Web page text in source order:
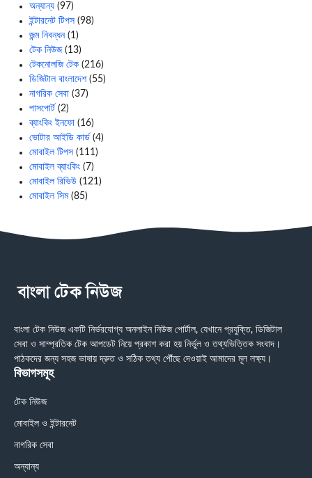
অন্যান্য (97)
ইন্টারনেট টিপস (98)
জন্ম নিবন্ধন(1)
টেক নিউজ(13)
টেকনোলজি টেক (216)
ডিজিটাল বাংলাদেশ(55)
নাগরিক সেবা (37)
পাসপোর্ট (2)
ব্যাংকিং ইনফো (16)
ভোটার আইডি কার্ড (4)
মোবাইল টিপস (111)
মোবাইল ব্যাংকিং (7)
মোবাইল রিভিউ (121)
মোবাইল সিম(85)
বাংলা টেক নিউজ একটি নির্ভরযোগ্য অনলাইন নিউজ পোর্টাল, যেখানে প্রযুক্তি, ডিজিটাল
সেবা ও সাম্প্রতিক টেক আপডেট নিয়ে প্রকাশ করা হয় নির্ভুল ও তথ্যভিত্তিক সংবাদ।
পাঠকদের জন্য সহজ ভাষায় দ্রুত ও সঠিক তথ্য পৌঁছে দেওয়াই আমাদের মূল লক্ষ্য।
বিভাগসমূহ
টেক নিউজ
মোবাইল ও ইন্টারনেট
নাগরিক সেবা
অন্যান্য